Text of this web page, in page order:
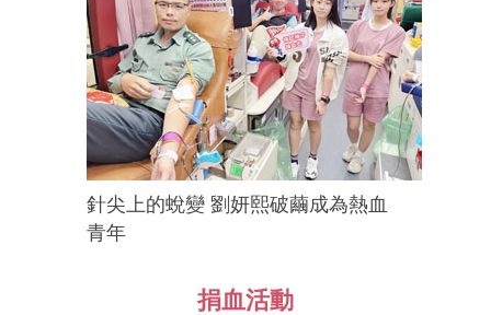
針尖上的蛻變 劉妍熙破繭成為熱血
青年
捐血活動